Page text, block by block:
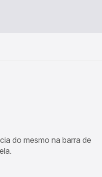
do mesmo na barra de